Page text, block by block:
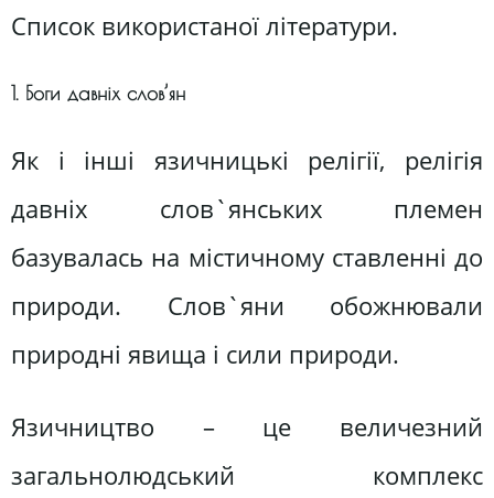
Список використаної літератури.
1. Боги давніх слов’ян
Як і інші язичницькі релігії, релігія
давніх слов`янських племен
базувалась на містичному ставленні до
природи. Слов`яни обожнювали
природні явища і сили природи.
Язичництво – це величезний
загальнолюдський комплекс